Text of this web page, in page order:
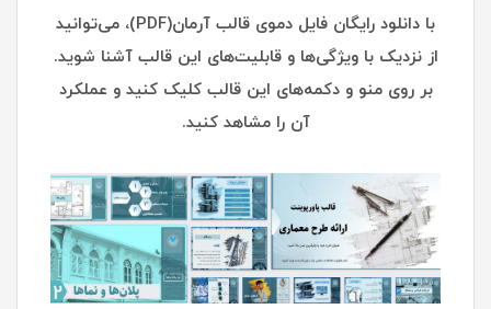
با دانلود رایگان فایل دموی قالب آرمان(PDF)، می‌توانید
از نزدیک با ویژگی‌ها و قابلیت‌های این قالب آشنا شوید.
بر روی منو و دکمه‌های این قالب کلیک کنید و عملکرد
آن را مشاهد کنید.